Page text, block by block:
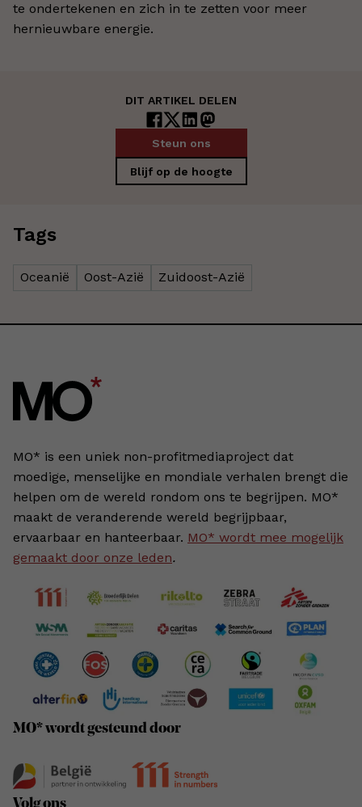
te ondertekenen en zich in te zetten voor meer
hernieuwbare energie.
DIT ARTIKEL DELEN
Steun ons
Blijf op de hoogte
Tags
Oceanië Oost-Azië Zuidoost-Azië
MO* is een uniek non-profitmediaproject dat
moedige, menselijke en mondiale verhalen brengt die
helpen om de wereld rondom ons te begrijpen. MO*
maakt de veranderende wereld begrijpbaar,
ervaarbaar en hanteerbaar. MO* wordt mee mogelijk
gemaakt door onze leden.
MO* wordt gesteund door
Volg ons